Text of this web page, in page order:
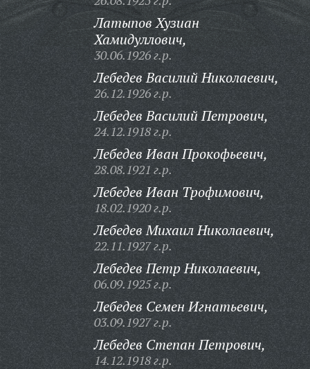
Латыпов Хузиан
Хамидуллович,
30.06.1926 г.р.
Лебедев Василий Николаевич,
26.12.1926 г.р.
Лебедев Василий Петрович,
24.12.1918 г.р.
Лебедев Иван Прокофьевич,
28.08.1921 г.р.
Лебедев Иван Трофимович,
18.02.1920 г.р.
Лебедев Михаил Николаевич,
22.11.1927 г.р.
Лебедев Петр Николаевич,
06.09.1925 г.р.
Лебедев Семен Игнатьевич,
03.09.1927 г.р.
Лебедев Степан Петрович,
14.12.1918 г.р.